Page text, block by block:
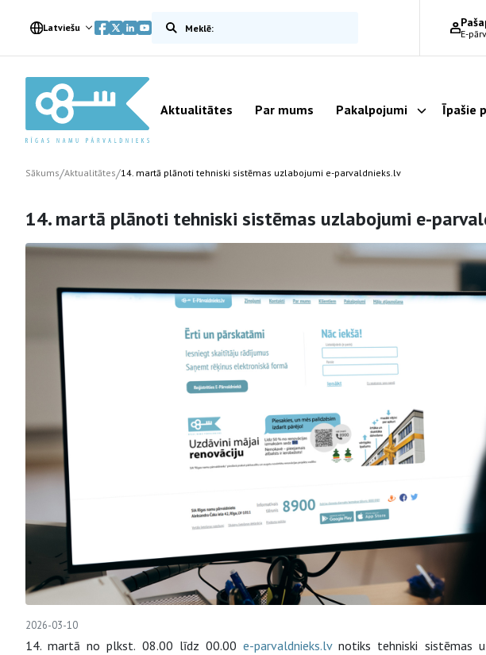
Latviešu Meklēt vietnē
E-
Aktualitātes Par mums Pakalpojumi ParādītĪpašie
Sākums/Aktualitātes/14. martā plānoti tehniski sistēmas uzlabojumi e-parvaldnieks.lv
14. martā plānoti tehniski sistēmas uzlabojumi e-
2026-03-10
14. martā no plkst. 08.00 līdz 00.00e-parvaldnieks.lvnotiks tehniski sistēmas